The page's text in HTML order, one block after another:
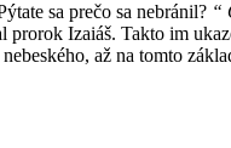
sa prečo sa nebránil? “
prorok Izaiáš. Takto im
až na tomto